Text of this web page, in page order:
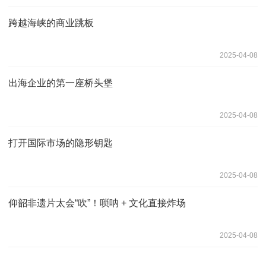
跨越海峡的商业跳板
2025-04-08
出海企业的第一座桥头堡
2025-04-08
打开国际市场的隐形钥匙
2025-04-08
仰韶非遗片太会“吹”！唢呐 + 文化直接炸场
2025-04-08